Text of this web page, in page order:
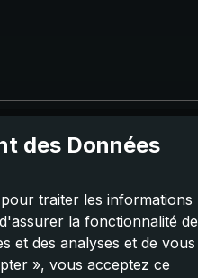
des Données
traiter les informations
la fonctionnalité de
et des analyses et de vous
», vous acceptez ce